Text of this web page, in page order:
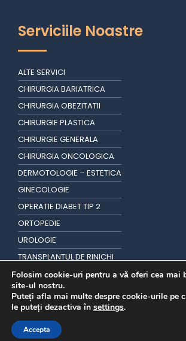
Serviciile Noastre
ALTE SERVICI
CHIRURGIA BARIATRICA
CHIRURGIA OBEZITATII
CHIRURGIE PLASTICA
CHIRURGIE GENERALA
CHIRURGIA ONCOLOGICA
DERMOTOLOGIE – ESTETICA
GINECOLOGIE
OPERATIE DIABET TIP 2
ORTOPEDIE
UROLOGIE
TRANSPLANTUL DE RINICHI
TRANSPLANT DE PAR
Folosim cookie-uri pentru a vă oferi cea mai
site-ul nostru.
Puteți afla mai multe despre cookie-urile pe
le puteți dezactiva în settings.
Accepta